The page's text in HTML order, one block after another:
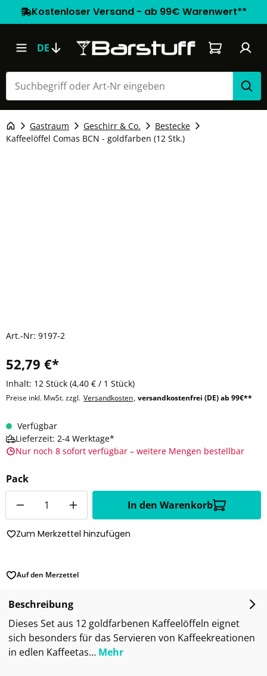
Kostenloser Versand - ab 99€ Warenwert**
DE Warenkorb
Gastraum Geschirr & Co.
Bestecke
Kaffeelöffel Comas BCN - goldfarben (12 Stk.)
Art.-Nr: 9197-2
52,79 €*
Inhalt: 12 Stück (4,40 € / 1 Stück)
Preise inkl. MwSt. zzgl. Versandkosten, versandkostenfrei (DE) ab 99€**
Verfügbar
Lieferzeit: 2-4 Werktage*
Nur noch 8 sofort verfügbar – weitere Mengen bestellbar
Pack
In den Warenkorb
Zum Merkzettel hinzufügen
Auf den Merzettel
Beschreibung
Dieses Set aus 12 goldfarbenen Kaffeelöffeln eignet
sich besonders für das Servieren von Kaffeekreationen
in edlen Kaffeetas… Mehr